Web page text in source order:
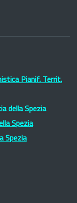
Pianif. Territ.
della Spezia
Spezia
Spezia